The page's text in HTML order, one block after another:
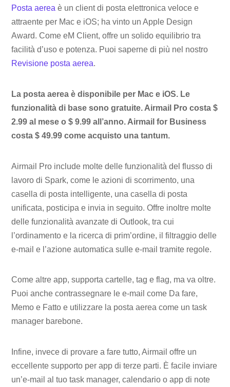
Posta aerea è un client di posta elettronica veloce e
attraente per Mac e iOS; ha vinto un Apple Design
Award. Come eM Client, offre un solido equilibrio tra
facilità d’uso e potenza. Puoi saperne di più nel nostro
Revisione posta aerea.
La posta aerea è disponibile per Mac e iOS. Le
funzionalità di base sono gratuite. Airmail Pro costa $
2.99 al mese o $ 9.99 all’anno. Airmail for Business
costa $ 49.99 come acquisto una tantum.
Airmail Pro include molte delle funzionalità del flusso di
lavoro di Spark, come le azioni di scorrimento, una
casella di posta intelligente, una casella di posta
unificata, posticipa e invia in seguito. Offre inoltre molte
delle funzionalità avanzate di Outlook, tra cui
l’ordinamento e la ricerca di prim’ordine, il filtraggio delle
e-mail e l’azione automatica sulle e-mail tramite regole.
Come altre app, supporta cartelle, tag e flag, ma va oltre.
Puoi anche contrassegnare le e-mail come Da fare,
Memo e Fatto e utilizzare la posta aerea come un task
manager barebone.
Infine, invece di provare a fare tutto, Airmail offre un
eccellente supporto per app di terze parti. È facile inviare
un’e-mail al tuo task manager, calendario o app di note